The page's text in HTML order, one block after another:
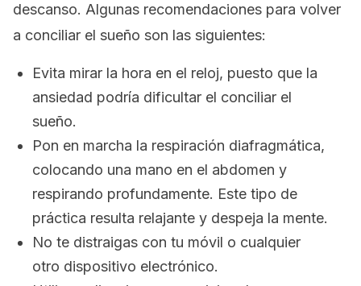
descanso. Algunas recomendaciones para volver
a conciliar el sueño son las siguientes:
Evita mirar la hora en el reloj, puesto que la
ansiedad podría dificultar el conciliar el
sueño.
Pon en marcha la respiración diafragmática,
colocando una mano en el abdomen y
respirando profundamente. Este tipo de
práctica resulta relajante y despeja la mente.
No te distraigas con tu móvil o cualquier
otro dispositivo electrónico.